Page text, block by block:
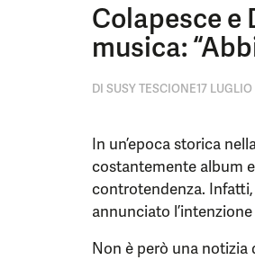
Colapesce e
musica:
DI SUSY TESCIONE17 LUGLIO
In un’epoca storica
costantemente album
controtendenza.
annunciato
Non è però una